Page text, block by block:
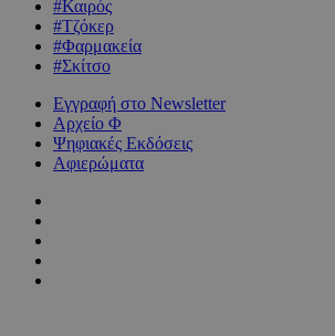
#Καιρός
#Τζόκερ
#Φαρμακεία
#Σκίτσο
Εγγραφή στο Newsletter
Αρχείο Φ
Ψηφιακές Εκδόσεις
Αφιερώματα